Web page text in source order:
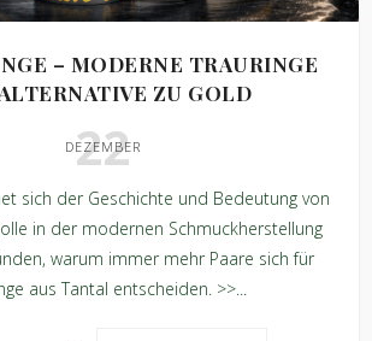
– MODERNE TRAURINGE
ZU GOLD
22
DEZEMBER
sich der Geschichte und Bedeutung von
in der modernen Schmuckherstellung
warum immer mehr Paare sich für
aus Tantal entscheiden. >>...